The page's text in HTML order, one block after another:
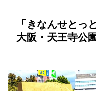
「きなんせと
大阪・天王寺公